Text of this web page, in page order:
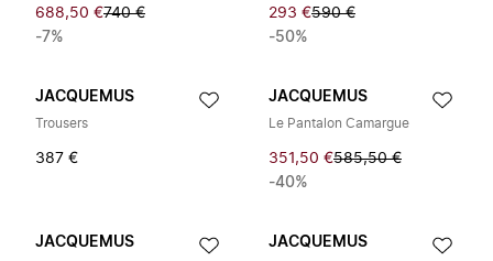
688,50 €740 €
-7%
293 €590 €
-50%
JACQUEMUS
Trousers
387 €
JACQUEMUS
Le Pantalon Camargue
351,50 €585,50 €
-40%
JACQUEMUS JACQUEMUS